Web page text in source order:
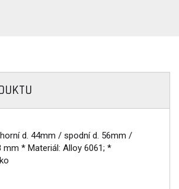
d. 44mm / spodní d. 56mm /
mm * Materiál: Alloy 6061; *